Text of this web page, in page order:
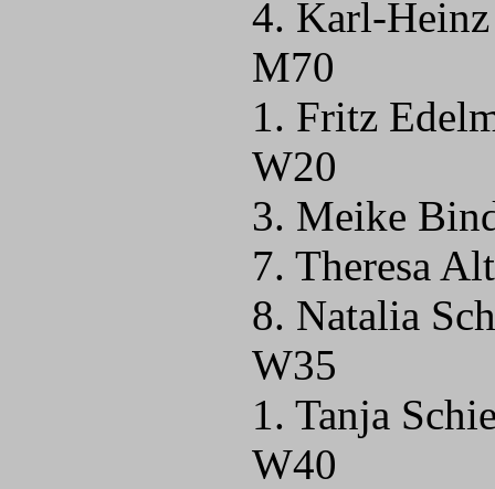
4. Karl-
M70
1. Fritz
W20
3. Meike
7. Theresa
8. Natalia
W35
1. Tanja
W40